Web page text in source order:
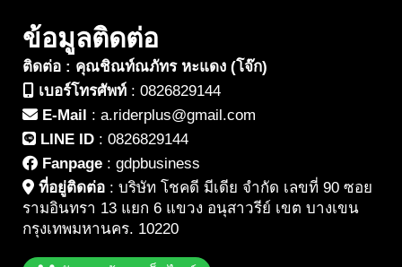
ข้อมูลติดต่อ
ติดต่อ : คุณชิณท์ณภัทร หะแดง (โจ๊ก)
เบอร์โทรศัพท์ : 0826829144
E-Mail : a.riderplus@gmail.com
LINE ID : 0826829144
Fanpage : gdpbusiness
ที่อยู่ติดต่อ : บริษัท โชคดี มีเดีย จำกัด เลขที่ 90 ซอย
รามอินทรา 13 แยก 6 แขวง อนุสาวรีย์ เขต บางเขน
กรุงเทพมหานคร. 10220